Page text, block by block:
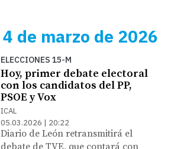
4 de marzo de 2026
ELECCIONES 15-M
Hoy, primer debate electoral
con los candidatos del PP,
PSOE y Vox
ICAL
05.03.2026 | 20:22
Diario de León retransmitirá el
debate de TVE, que contará con